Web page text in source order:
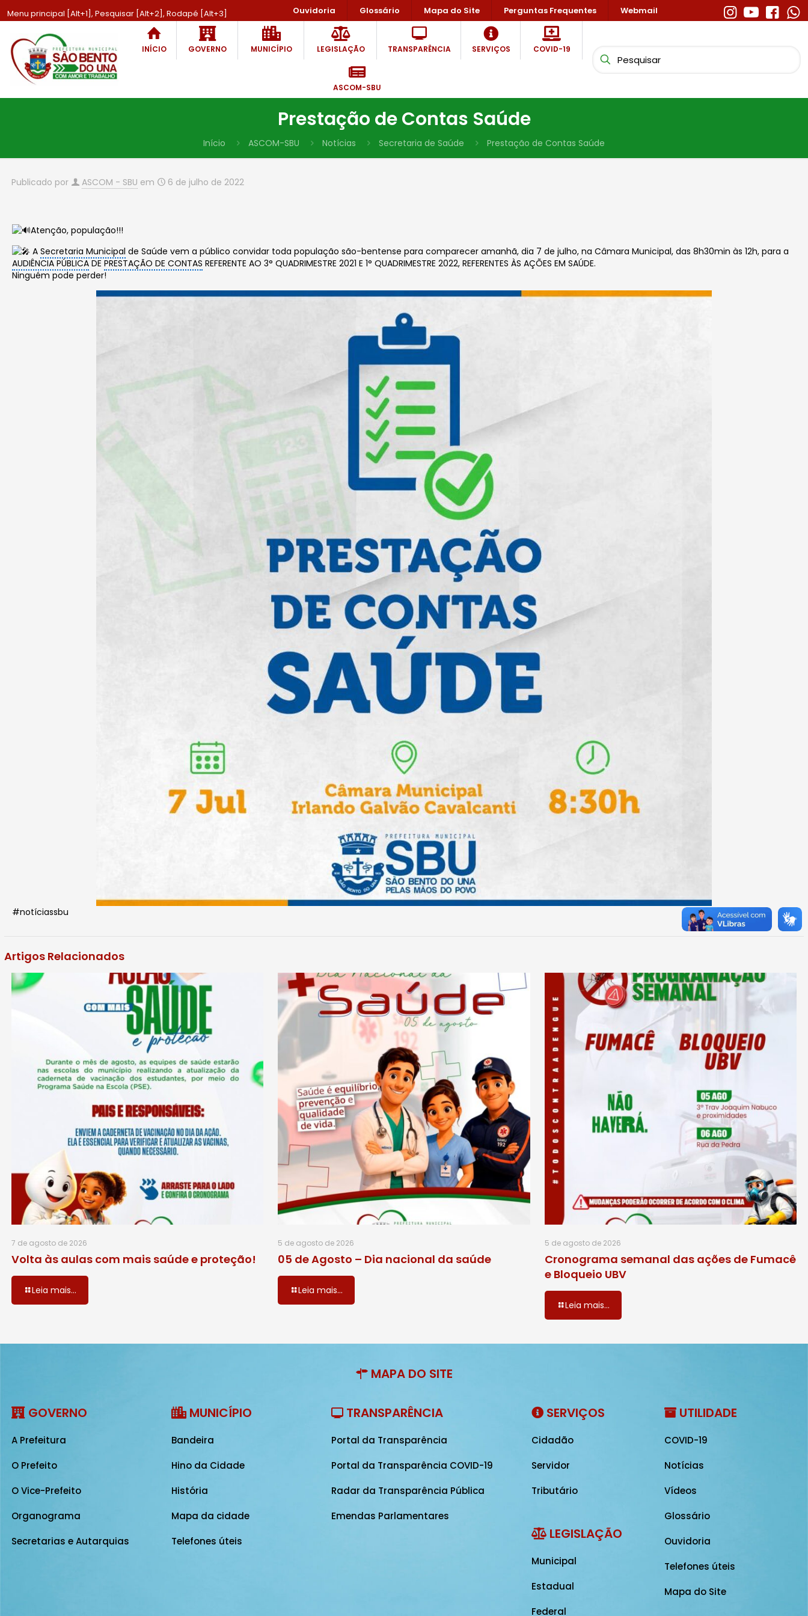
Menu principal [Alt+1], Pesquisar [Alt+2], Rodapé [Alt+3] Ouvidoria Glossário Mapa do Site Perguntas Frequentes Webmail
INÍCIO GOVERNO MUNICÍPIO LEGISLAÇÃO TRANSPARÊNCIA SERVIÇOS COVID-19
ASCOM-SBU
Prestação de Contas Saúde
Início ASCOM-SBU Notícias Secretaria de Saúde Prestação de Contas Saúde
Publicado por ASCOM - SBU em 6 de julho de 2022
Atenção, população!!!
ASecretaria Municipal de Saúde vem a público convidar toda população são-bentense para comparecer amanhã, dia 7 de julho, na Câmara Municipal, das 8h30min às 12h, para a
AUDIÊNCIA PÚBLICA DEPRESTAÇÃO DE CONTAS REFERENTE AO 3° QUADRIMESTRE 2021 E 1° QUADRIMESTRE 2022, REFERENTES ÀS AÇÕES EM SAÚDE.
Ninguém pode perder!
#notíciassbu
Artigos Relacionados
7 de agosto de 2026
Volta às aulas com mais saúde e proteção!
Leia mais...
5 de agosto de 2026
05 de Agosto – Dia nacional da saúde
Leia mais...
5 de agosto de 2026
Cronograma semanal das ações de Fumacê
e Bloqueio UBV
Leia mais...
MAPA DO SITE
GOVERNO
A Prefeitura
O Prefeito
O Vice-Prefeito
Organograma
Secretarias e Autarquias
MUNICÍPIO
Bandeira
Hino da Cidade
História
Mapa da cidade
Telefones úteis
TRANSPARÊNCIA
Portal da Transparência
Portal da Transparência COVID-19
Radar da Transparência Pública
Emendas Parlamentares
SERVIÇOS
Cidadão
Servidor
Tributário
LEGISLAÇÃO
Municipal
Estadual
Federal
UTILIDADE
COVID-19
Notícias
Vídeos
Glossário
Ouvidoria
Telefones úteis
Mapa do Site